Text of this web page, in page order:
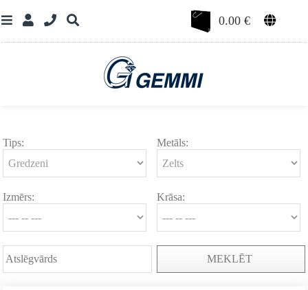
0.00€
Tips: Metāls:
Izmērs: Krāsa:
MEKLĒT